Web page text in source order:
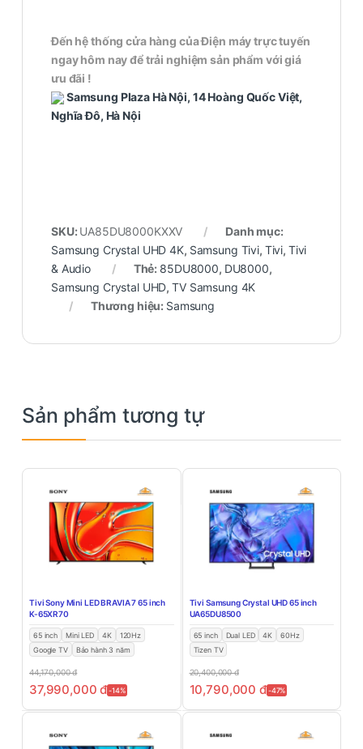
Đến hệ thống cửa hàng của Điện máy trực tuyến
ngay hôm nay để trải nghiệm sản phẩm với giá
ưu đãi !
Samsung Plaza Hà Nội, 14 Hoàng Quốc Việt,
Nghĩa Đô, Hà Nội
SKU: UA85DU8000KXXV
Danh mục:
Samsung Crystal UHD 4K, Samsung Tivi, Tivi, Tivi
& Audio
Thẻ: 85DU8000, DU8000,
Samsung Crystal UHD,TV Samsung 4K
Thương hiệu: Samsung
Sản phẩm tương tự
Tivi Sony Mini LED BRAVIA 7 65 inch
K-65XR70
65 inch Mini LED 4K
120Hz
Google TV
Bảo hành 3 năm
44,170,000đ
37,990,000đ-14%
Tivi Samsung Crystal UHD 65 inch
UA65DU8500
65 inch Dual LED 4K
60Hz
Tizen TV
20,400,000đ
10,790,000 đ-47%